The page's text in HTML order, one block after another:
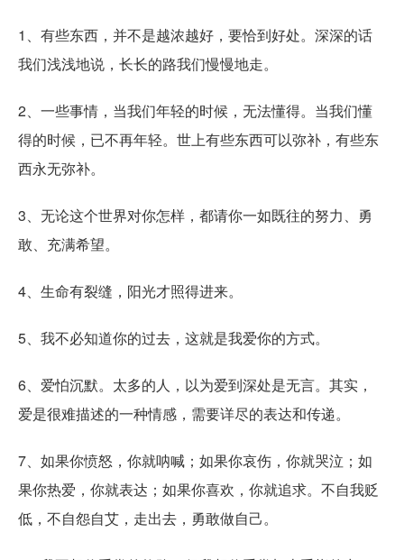
1、有些东西，并不是越浓越好，要恰到好处。深深的话
我们浅浅地说，长长的路我们慢慢地走。
2、一些事情，当我们年轻的时候，无法懂得。当我们懂
得的时候，已不再年轻。世上有些东西可以弥补，有些东
西永无弥补。
3、无论这个世界对你怎样，都请你一如既往的努力、勇
敢、充满希望。
4、生命有裂缝，阳光才照得进来。
5、我不必知道你的过去，这就是我爱你的方式。
6、爱怕沉默。太多的人，以为爱到深处是无言。其实，
爱是很难描述的一种情感，需要详尽的表达和传递。
7、如果你愤怒，你就呐喊；如果你哀伤，你就哭泣；如
果你热爱，你就表达；如果你喜欢，你就追求。不自我贬
低，不自怨自艾，走出去，勇敢做自己。